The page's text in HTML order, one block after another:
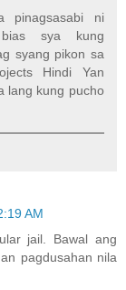
pinagsasabi ni
sya kung
syang pikon sa
Hindi Yan
lang kung pucho
AM
jail. Bawal ang
pagdusahan nila